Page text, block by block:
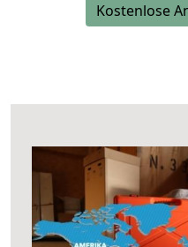
Kostenlose